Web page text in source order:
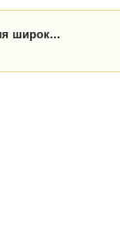
широк...